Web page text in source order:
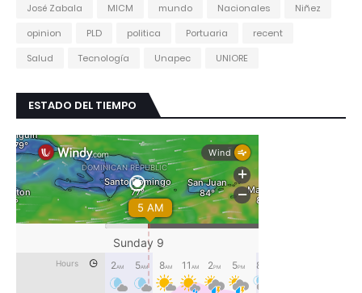
José Zabala
MICM mundo Nacionales
Niñez
opinion
PLD politica Portuaria
recent
Salud
Tecnología Unapec UNIORE
ESTADO DEL TIEMPO